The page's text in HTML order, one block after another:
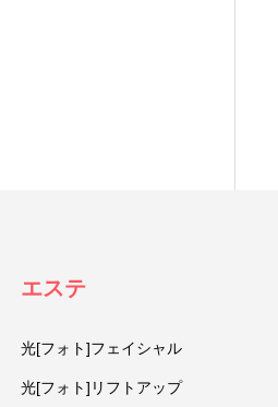
エステ
光[フォト]フェイシャル
光[フォト]リフトアップ